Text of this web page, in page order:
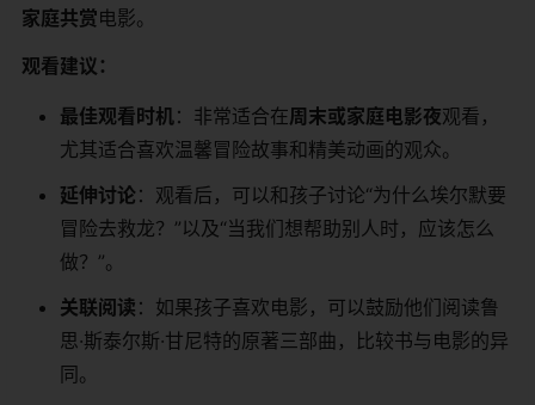
家庭共赏​​电影。
​观看建议：​
​最佳观看时机​​：非常适合在​​周末或家庭电影夜​​观看，
尤其适合喜欢温馨冒险故事和精美动画的观众。
​延伸讨论​ ​：观看后，可以和孩子讨论“为什么埃尔默要
冒险去救龙？”以及“当我们想帮助别人时，应该怎么
做？”。
​关联阅读​ ​：如果孩子喜欢电影，可以鼓励他们阅读鲁
思·斯泰尔斯·甘尼特的原著三部曲，比较书与电影的异
同。